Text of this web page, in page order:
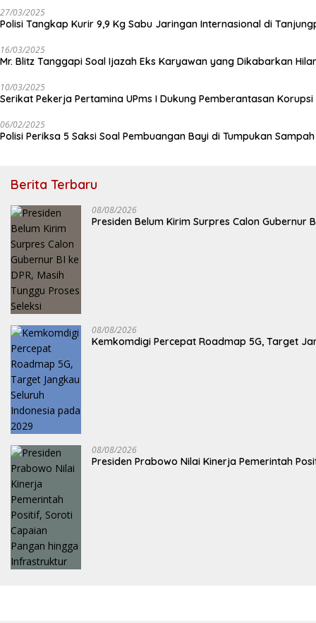
27/03/2025
Polisi Tangkap Kurir 9,9 Kg Sabu Jaringan Internasional di
16/03/2025
Mr. Blitz Tanggapi Soal Ijazah Eks Karyawan yang Dikabarkan
10/03/2025
Serikat Pekerja Pertamina UPms I Dukung Pemberantasan
06/02/2025
Polisi Periksa 5 Saksi Soal Pembuangan Bayi di Tumpukan
Berita Terbaru
08/08/2026
Presiden Belum Kirim Surpres Calon Gubernur
08/08/2026
Kemkomdigi Percepat Roadmap 5G, Target
08/08/2026
Presiden Prabowo Nilai Kinerja Pemerintah